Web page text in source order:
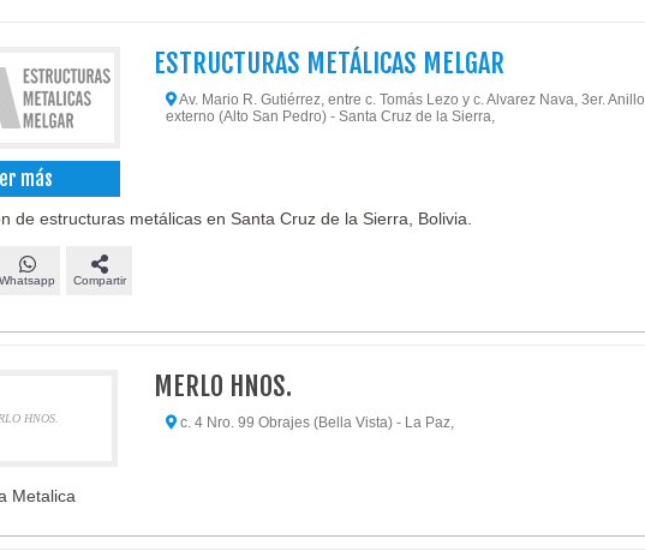
más
ESTRUCTURAS METÁLICAS MELGAR
Av. Mario R. Gutiérrez, entre c. Tomás Lezo y c. Alvarez Nava, 3er. Anillo
externo (Alto San Pedro) - Santa Cruz de la Sierra,
de estructuras metálicas en Santa Cruz de la Sierra, Bolivia.
Whatsapp Compartir
HNOS.
MERLO HNOS.
c. 4 Nro. 99 Obrajes (Bella Vista) - La Paz,
Metalica